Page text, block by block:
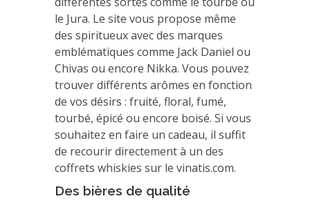
le Jura. Le site vous propose même
des spiritueux avec des marques
emblématiques comme Jack Daniel ou
Chivas ou encore Nikka. Vous pouvez
trouver différents arômes en fonction
de vos désirs : fruité, floral, fumé,
tourbé, épicé ou encore boisé. Si vous
souhaitez en faire un cadeau, il suffit
de recourir directement à un des
coffrets whiskies sur le vinatis.com.
Des bières de qualité